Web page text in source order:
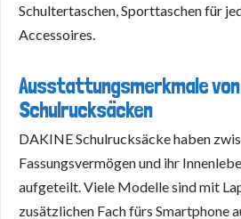
Schultertaschen, Sporttaschen für
Accessoires.
Ausstattungsmerkmale von
Schulrucksäcken
DAKINE Schulrucksäcke haben
Fassungsvermögen und ihr
aufgeteilt. Viele Modelle sind mit
zusätzlichen Fach fürs Smartphone